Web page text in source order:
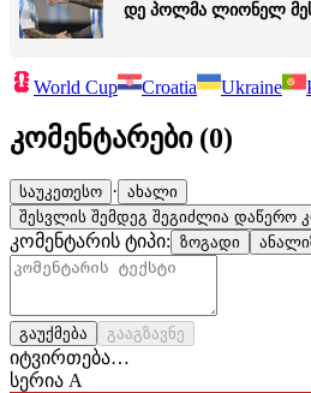
დე პოლმა ლიონელ
World Cup Croatia Ukraine
კომენტარები (0)
საუკეთესო · ახალი
შესვლის შემდეგ შეგიძლია დაწერო
კომენტარის ტიპი: ზოგადი
გაუქმება გააგზავნე
იტვირთება…
სერია A